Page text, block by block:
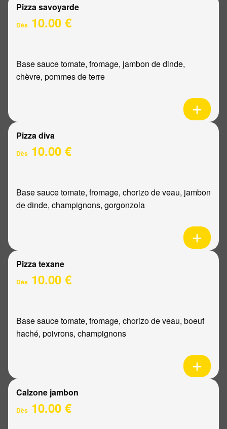
Pizza savoyarde
Dès 10.00 €
Base sauce tomate, fromage, jambon de dinde,
chèvre, pommes de terre
Pizza diva
Dès 10.00 €
Base sauce tomate, fromage, chorizo de veau, jambon
de dinde, champignons, gorgonzola
Pizza texane
Dès 10.00 €
Base sauce tomate, fromage, chorizo de veau, boeuf
haché, poivrons, champignons
Calzone jambon
Dès 10.00 €